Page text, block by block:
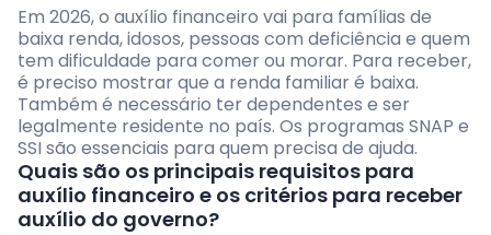
Em 2026, o auxílio financeiro vai para famílias de
baixa renda, idosos, pessoas com deficiência e quem
tem dificuldade para comer ou morar. Para receber,
é preciso mostrar que a renda familiar é baixa.
Também é necessário ter dependentes e ser
legalmente residente no país. Os programas SNAP e
SSI são essenciais para quem precisa de ajuda.
Quais são os principais requisitos para
auxílio financeiro e os critérios para receber
auxílio do governo?